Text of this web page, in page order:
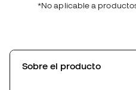
*No aplicable a
Sobre el producto